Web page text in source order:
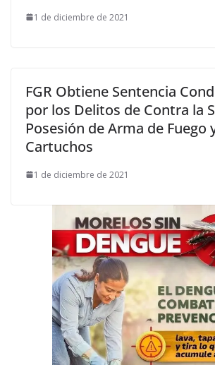
1 de diciembre de 2021
FGR Obtiene Sentencia
por los Delitos de Contra la
Posesión de Arma de Fuego
Cartuchos
1 de diciembre de 2021